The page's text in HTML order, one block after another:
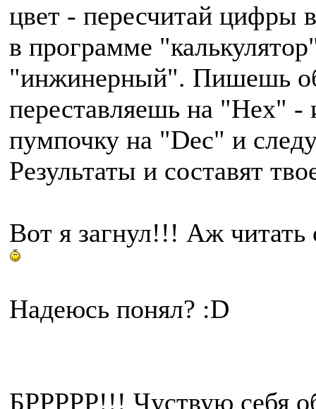
цвет - пересчитай цифры
в программе
"инжинерный". Пишешь
переставляешь на "Hex"
пумпочку на "Dec" и
Результаты и составят
Вот я загнул!!! Аж читать
Надеюсь понял? :D
БРРРРР!!! Чуствую себя